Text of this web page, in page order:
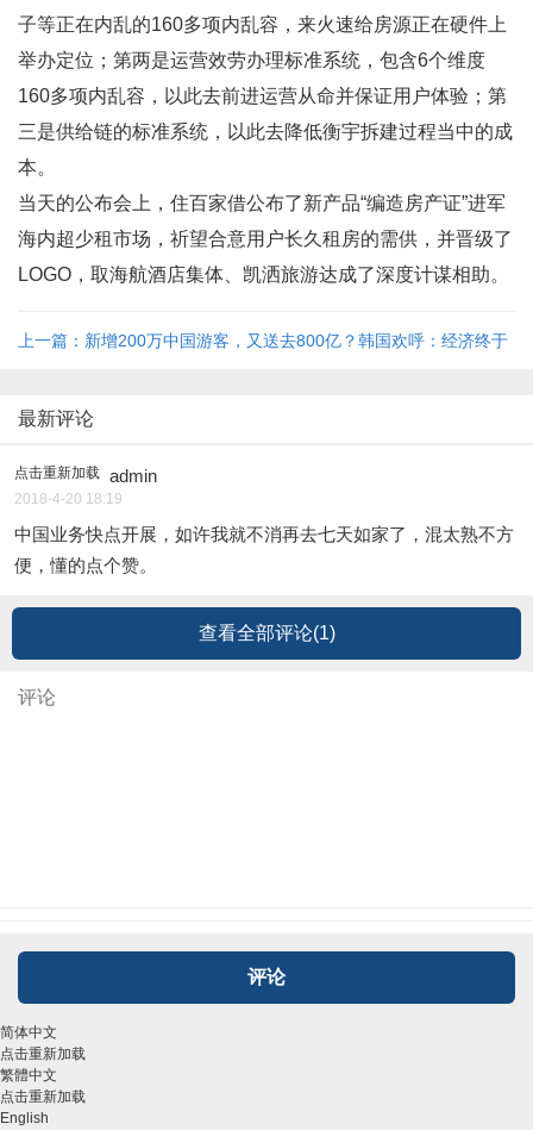
子等正在内乱的160多项内乱容，来火速给房源正在硬件上
举办定位；第两是运营效劳办理标准系统，包含6个维度
160多项内乱容，以此去前进运营从命并保证用户体验；第
三是供给链的标准系统，以此去降低衡宇拆建过程当中的成
本。
当天的公布会上，住百家借公布了新产品“编造房产证”进军
海内超少租市场，祈望合意用户长久租房的需供，并晋级了
LOGO，取海航酒店集体、凯洒旅游达成了深度计谋相助。
上一篇：新增200万中国游客，又送去800亿？韩国欢呼：经济终于
最新评论
点击重新加载 admin
2018-4-20 18:19
中国业务快点开展，如许我就不消再去七天如家了，混太熟不方
便，懂的点个赞。
查看全部评论(1)
评论
简体中文
点击重新加载
繁體中文
点击重新加载
English